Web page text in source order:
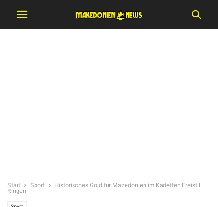
Start Sport
Historisches Gold für Mazedonien im Kadetten Freistil
Ringen